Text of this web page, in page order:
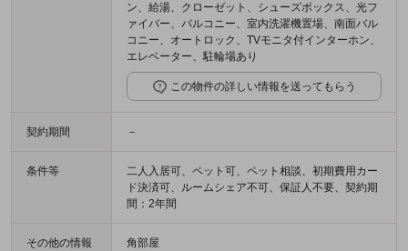
ン、給湯、クローゼット、シューズボックス、光フ
ァイバー、バルコニー、室内洗濯機置場、南面バル
コニー、オートロック、TVモニタ付インターホン、
エレベーター、駐輪場あり
この物件の詳しい情報を送ってもらう
契約期間 －
条件等
二人入居可、ペット可、ペット相談、初期費用カー
ド決済可、ルームシェア不可、保証人不要、契約期
間：2年間
その他の情報 角部屋